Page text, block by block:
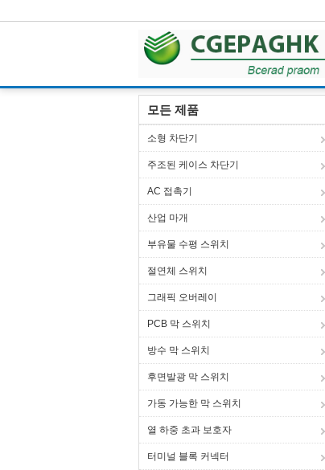
모든 제품
소형 차단기
주조된 케이스 차단기
AC 접촉기
산업 마개
부유물 수평 스위치
절연체 스위치
그래픽 오버레이
PCB 막 스위치
방수 막 스위치
후면발광 막 스위치
가동 가능한 막 스위치
열 하중 초과 보호자
터미널 블록 커넥터